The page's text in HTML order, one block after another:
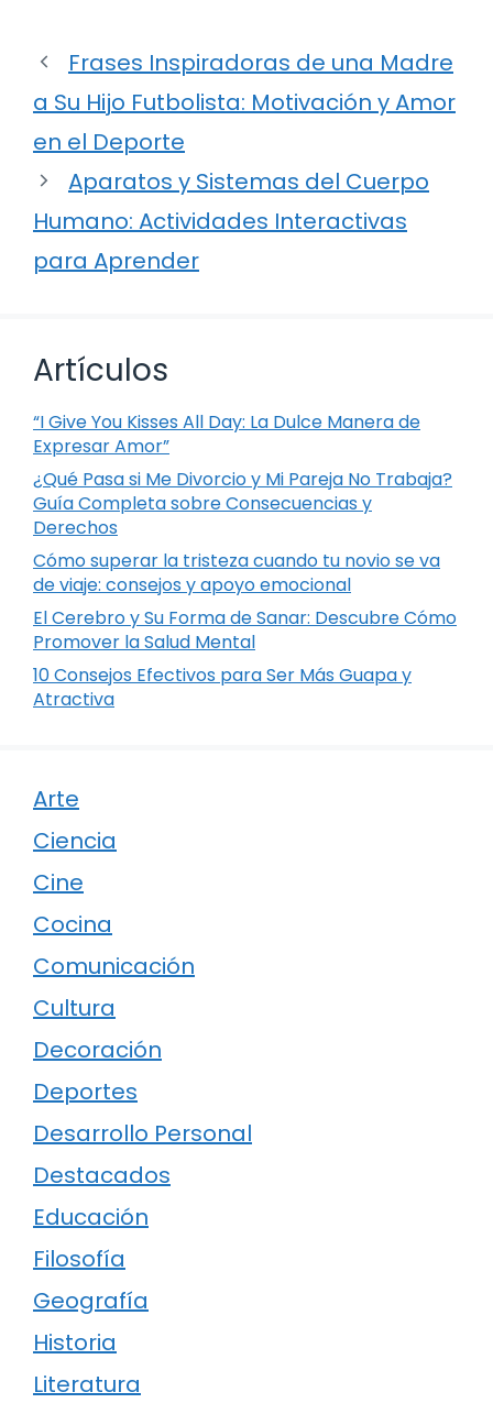
Frases Inspiradoras de una Madre
a Su Hijo Futbolista: Motivación y Amor
en el Deporte
Aparatos y Sistemas del Cuerpo
Humano: Actividades Interactivas
para Aprender
Artículos
“I Give You Kisses All Day: La Dulce Manera de
Expresar Amor”
¿Qué Pasa si Me Divorcio y Mi Pareja No Trabaja?
Guía Completa sobre Consecuencias y
Derechos
Cómo superar la tristeza cuando tu novio se va
de viaje: consejos y apoyo emocional
El Cerebro y Su Forma de Sanar: Descubre Cómo
Promover la Salud Mental
10 Consejos Efectivos para Ser Más Guapa y
Atractiva
Arte
Ciencia
Cine
Cocina
Comunicación
Cultura
Decoración
Deportes
Desarrollo Personal
Destacados
Educación
Filosofía
Geografía
Historia
Literatura